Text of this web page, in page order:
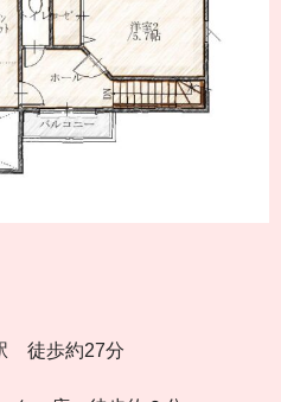
徒歩約27分